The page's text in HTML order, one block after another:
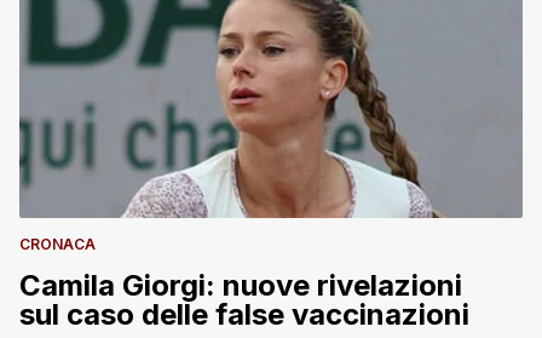
CRONACA
Camila Giorgi: nuove rivelazioni
sul caso delle false vaccinazioni